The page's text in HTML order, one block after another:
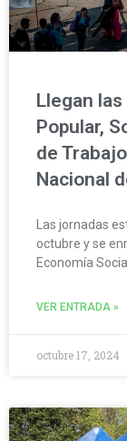
Llegan
Popular,
de
Nacional
Las jornadas
octubre y se
Economía
VER ENTRADA »
octubre 17, 2024